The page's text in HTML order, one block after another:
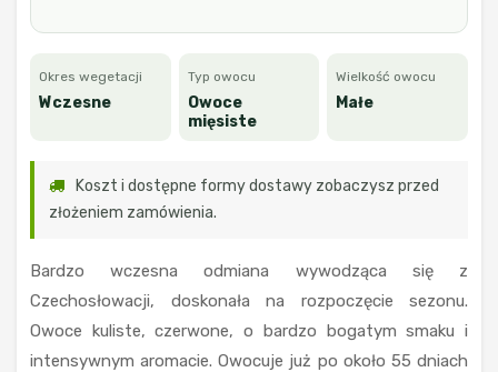
Okres wegetacji
Wczesne
Typ owocu
Owoce
mięsiste
Wielkość owocu
Małe
Koszt i dostępne formy dostawy zobaczysz przed
złożeniem zamówienia.
Bardzo wczesna odmiana wywodząca się z
Czechosłowacji, doskonała na rozpoczęcie sezonu.
Owoce kuliste, czerwone, o bardzo bogatym smaku i
intensywnym aromacie. Owocuje już po około 55 dniach